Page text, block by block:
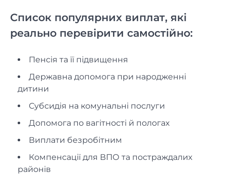
Список популярних виплат, які
реально перевірити самостійно:
Пенсія та її підвищення
Державна допомога при народженні
дитини
Субсидія на комунальні послуги
Допомога по вагітності й пологах
Виплати безробітним
Компенсації для ВПО та постраждалих
районів